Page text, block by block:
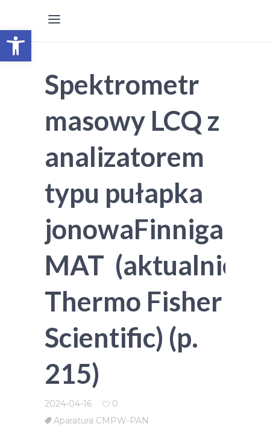
Otwórz pasek narzędzi
Spektrometr
masowy LCQ z
analizatorem
typu pułapka
jonowaFinnigan
MAT (aktualnie
Thermo Fisher
Scientific) (p.
215)
2024-04-16
0
Aparatura CMPW-PAN